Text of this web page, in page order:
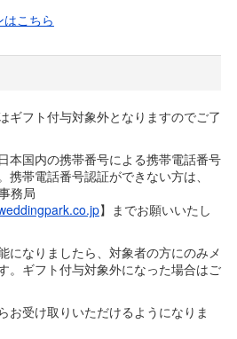
こちら
ギフト付与対象外となりますのでご了
本国内の携帯番号による携帯電話番号
携帯電話番号認証ができない方は、
務局
】までお願いいたし
になりましたら、対象者の方にのみメ
。ギフト付与対象外になった場合はご
お受け取りいただけるようになりま